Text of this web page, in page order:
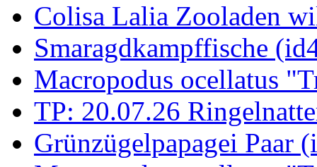
Colisa Lalia Zooladen
Smaragdkampffische
Macropodus ocellatus
TP: 20.07.26
Grünzügelpapagei Paar